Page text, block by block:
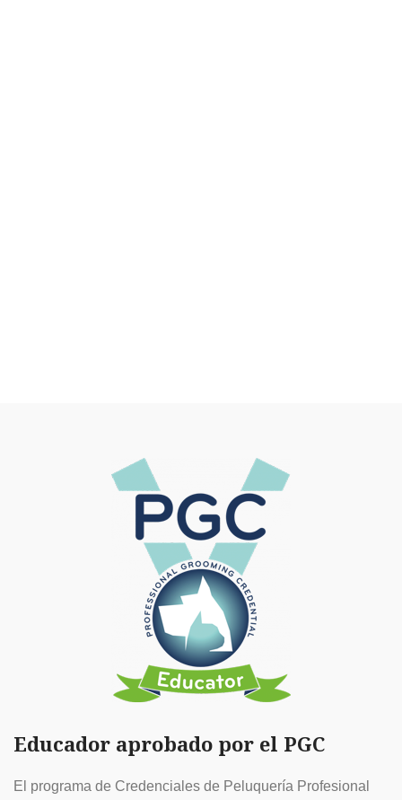
Educador aprobado por el PGC
El programa de Credenciales de Peluquería Profesional